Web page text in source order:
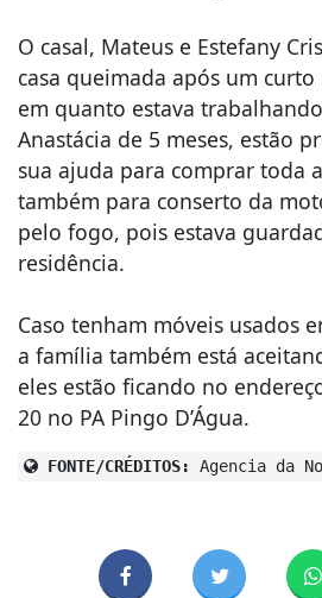
O casal, Mateus e Estefany
casa queimada após um
em quanto estava
Anastácia de 5 meses, estão
sua ajuda para comprar toda
também para conserto da
pelo fogo, pois estava
residência.
Caso tenham móveis usados
a família também está
eles estão ficando no
20 no PA Pingo D’Água.
FONTE/CRÉDITOS: Agencia da